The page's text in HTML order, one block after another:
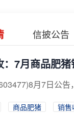
信披公告
：7月商品肥
月7日公
商品肥猪
销售